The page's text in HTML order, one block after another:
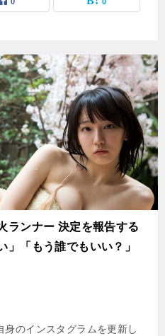
0 0
ンナー 決定を報告する
」「もう誰でもいい？」
のインスタグラムを更新し